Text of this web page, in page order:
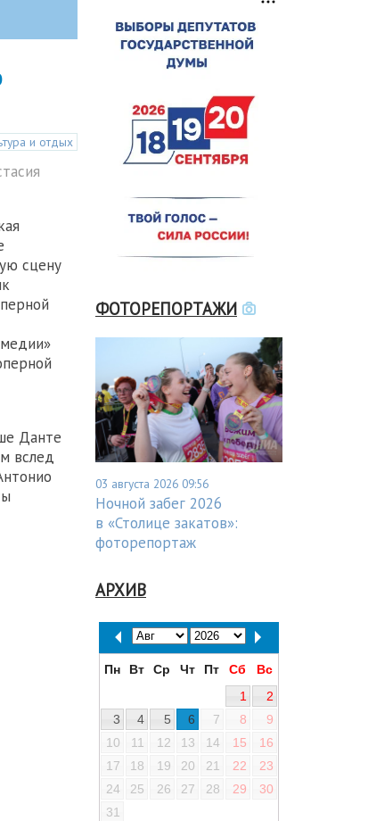
и отдых
сцену
Данте
вслед
ФОТОРЕПОРТАЖИ
03 августа 2026 09:56
Ночной забег 2026
в «Столице закатов»:
фоторепортаж
АРХИВ
Пн Вт Ср Чт Пт Сб
Вс
1
2
3
4 5 6 7 8
9
10
11 12 13 14 15
16
17
18 19 20 21 22
23
24
25 26 27 28 29
30
31